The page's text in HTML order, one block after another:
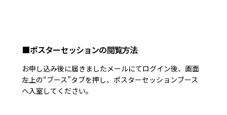
■ポスターセッションの閲覧方法
お申し込み後に届きましたメールにてログイン後、画面
左上の“ブース”タブを押し、ポスターセッションブース
へ入室してください。